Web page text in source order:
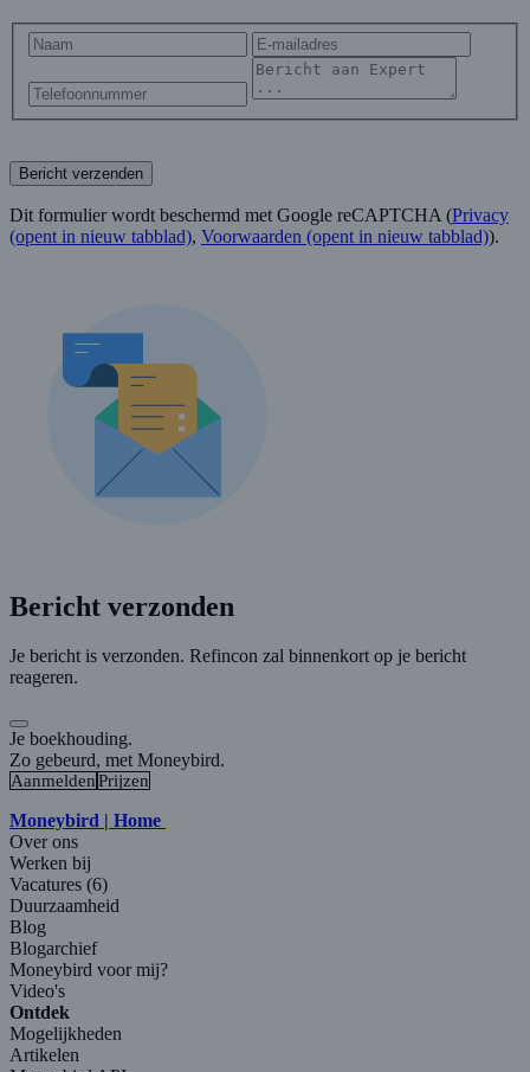
Bericht verzenden
Dit formulier wordt beschermd met Google reCAPTCHA (Privacy
(opent in nieuw tabblad), Voorwaarden (opent in nieuw tabblad)).
Bericht verzonden
Je bericht is verzonden. Refincon zal binnenkort op je bericht
reageren.